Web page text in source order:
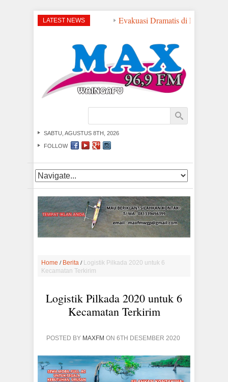
LATEST NEWS Evakuasi Dramatis di Perairan
SABTU, AGUSTUS 8TH, 2026
FOLLOW
Home / Berita / Logistik Pilkada 2020 untuk 6
Kecamatan Terkirim
Logistik Pilkada 2020 untuk 6
Kecamatan Terkirim
POSTED BY MAXFM ON 6TH DESEMBER 2020